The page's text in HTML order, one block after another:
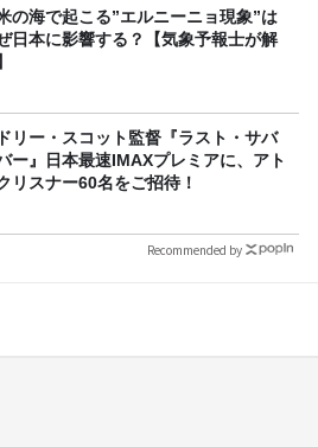
の海で起こる”エルニーニョ現象”は
日本に影響する？【気象予報士が解
リー・スコット監督『ラスト・サバ
ー』日本最速IMAXプレミアに、アト
リスナー60名をご招待！
Recommended by